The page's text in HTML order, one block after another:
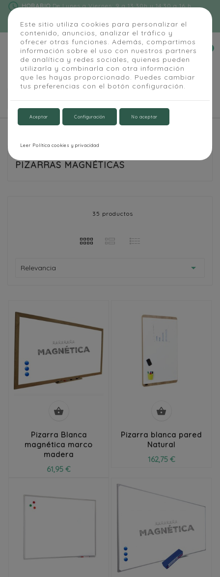
Este sitio utiliza cookies para personalizar el
contenido, anuncios, analizar el tráfico y
ofrecer otras funciones. Además, compartimos
información sobre el uso con nuestros partners
de analítica y redes sociales, quienes pueden
utilizarla y combinarla con otra información
que les hayas proporcionado. Puedes cambiar
tus preferencias con el botón configuración.
Aceptar Configuración No aceptar
Leer Política cookies y privacidad
schedule HORARIODe Lunes a Viernes: 9 a 13:30h y 14:30 a 16 h
phone


PIZARRAS MAGNÉTICAS
35 productos
Relevancia 

Pizarra Blanca
magnética marco
madera
61,95 €

Pizarra blanca pared
Natural
162,75 €